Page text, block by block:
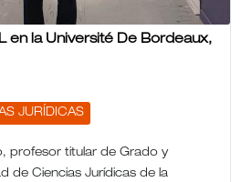
en la Université De Bordeaux,
JURÍDICAS
profesor titular de Grado y
de Ciencias Jurídicas de la